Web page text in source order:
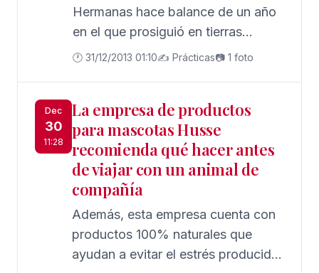
Hermanas hace balance de un año
en el que prosiguió en tierras
nazarenas al tiempo que continuó
🕐 31/12/2013 01:10✍️ Prácticas📷 1 foto
Dec
30
11:28
La empresa de productos
para mascotas Husse
recomienda qué hacer antes
de viajar con un animal de
compañía
Además, esta empresa cuenta con
productos 100% naturales que
ayudan a evitar el estrés producido